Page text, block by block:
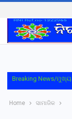
Breaking News/
Oriom Group
Home ସାମାଜିକ